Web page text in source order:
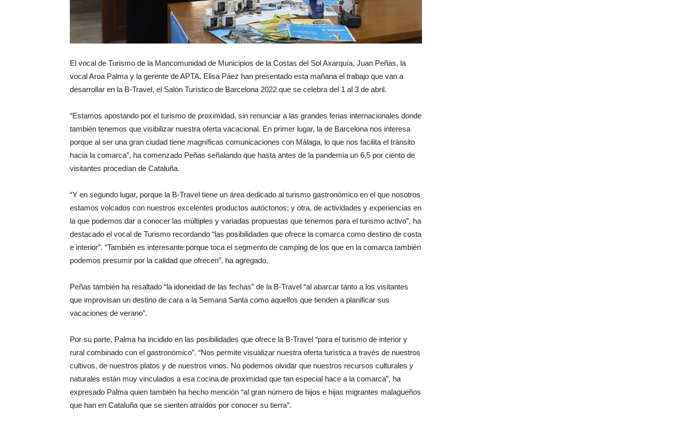
El vocal de Turismo de la Mancomunidad de Municipios de la Costas del Sol Axarquía, Juan Peñas, la
vocal Aroa Palma y la gerente de APTA, Elisa Páez han presentado esta mañana el trabajo que van a
desarrollar en la B-Travel, el Salón Turístico de Barcelona 2022 que se celebra del 1 al 3 de abril.
“Estamos apostando por el turismo de proximidad, sin renunciar a las grandes ferias internacionales donde
también tenemos que visibilizar nuestra oferta vacacional. En primer lugar, la de Barcelona nos interesa
porque al ser una gran ciudad tiene magníficas comunicaciones con Málaga, lo que nos facilita el tránsito
hacia la comarca”, ha comenzado Peñas señalando que hasta antes de la pandemia un 6,5 por ciento de
visitantes procedían de Cataluña.
“Y en segundo lugar, porque la B-Travel tiene un área dedicado al turismo gastronómico en el que nosotros
estamos volcados con nuestros excelentes productos autóctonos; y otra, de actividades y experiencias en
la que podemos dar a conocer las múltiples y variadas propuestas que tenemos para el turismo activo”, ha
destacado el vocal de Turismo recordando “las posibilidades que ofrece la comarca como destino de costa
e interior”. “También es interesante porque toca el segmento de camping de los que en la comarca también
podemos presumir por la calidad que ofrecen”, ha agregado.
Peñas también ha resaltado “la idoneidad de las fechas” de la B-Travel “al abarcar tanto a los visitantes
que improvisan un destino de cara a la Semana Santa como aquellos que tienden a planificar sus
vacaciones de verano”.
Por su parte, Palma ha incidido en las posibilidades que ofrece la B-Travel “para el turismo de interior y
rural combinado con el gastronómico”. “Nos permite visualizar nuestra oferta turística a través de nuestros
cultivos, de nuestros platos y de nuestros vinos. No podemos olvidar que nuestros recursos culturales y
naturales están muy vinculados a esa cocina de proximidad que tan especial hace a la comarca”, ha
expresado Palma quien también ha hecho mención “al gran número de hijos e hijas migrantes malagueños
que han en Cataluña que se sienten atraídos por conocer su tierra”.